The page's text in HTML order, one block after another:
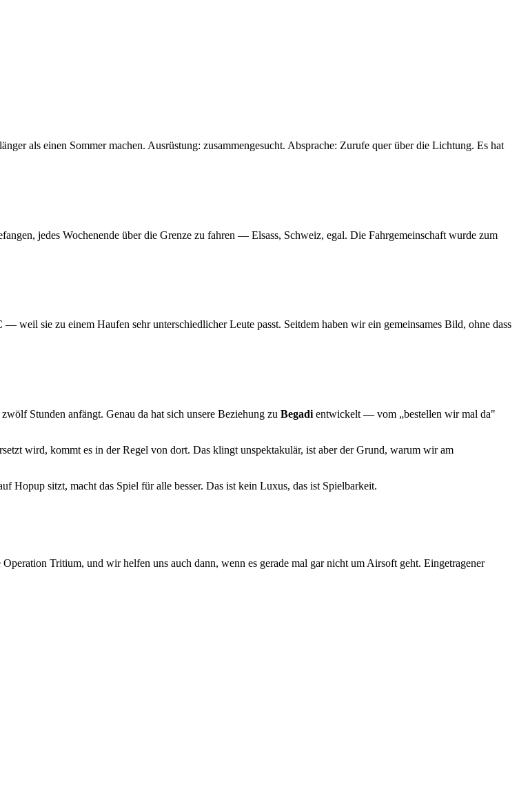
als einen Sommer machen. Ausrüstung: zusammengesucht. Absprache: Zurufe quer über die Lichtung. Es hat
jedes Wochenende über die Grenze zu fahren — Elsass, Schweiz, egal. Die Fahrgemeinschaft wurde zum
sie zu einem Haufen sehr unterschiedlicher Leute passt. Seitdem haben wir ein gemeinsames Bild, ohne dass
Stunden anfängt. Genau da hat sich unsere Beziehung zu Begadientwickelt — vom „bestellen wir mal da"
wird, kommt es in der Regel von dort. Das klingt unspektakulär, ist aber der Grund, warum wir am
Hopup sitzt, macht das Spiel für alle besser. Das ist kein Luxus, das ist Spielbarkeit.
Tritium, und wir helfen uns auch dann, wenn es gerade mal gar nicht um Airsoft geht. Eingetragener